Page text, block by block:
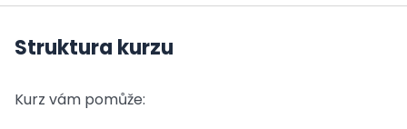
Struktura kurzu
Kurz vám pomůže: